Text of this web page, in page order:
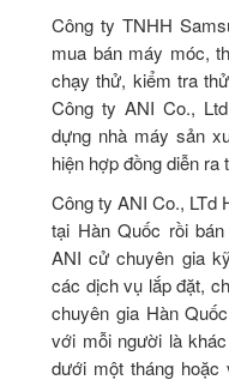
Công ty TNHH
mua bán máy móc,
chạy thử, kiểm tra
Công ty ANI Co.,
dựng nhà máy sản
hiện hợp đồng diễn ra
Công ty ANI Co., LTd
tại Hàn Quốc rồi
ANI cử chuyên gia
các dịch vụ lắp đặt,
chuyên gia Hàn
với mỗi người là
dưới một tháng hoặc